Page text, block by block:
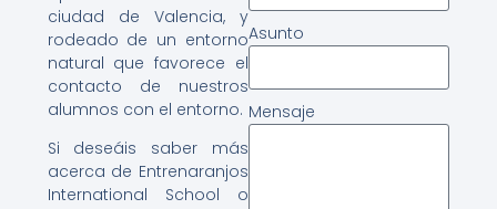
ciudad de Valencia, y
rodeado de un entorno
natural que favorece el
contacto de nuestros
alumnos con el entorno.
Si deseáis saber más
acerca de Entrenaranjos
International School o
Asunto
Mensaje